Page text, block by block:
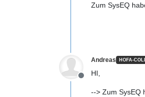
Zum SysEQ
Offline
Andreas HOFA-
HI,
--> Zum SysEQ